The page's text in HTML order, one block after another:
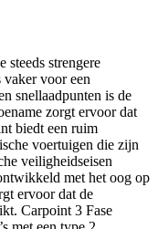
strengere
vaker voor een
snellaadpunten is de
zorgt ervoor dat
biedt een ruim
voertuigen die zijn
veiligheidseisen
met het oog op
ervoor dat de
Carpoint 3 Fase